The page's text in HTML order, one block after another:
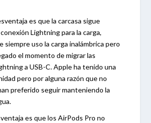
es que la carcasa sigue
Lightning para la carga,
siempre uso la carga inalámbrica pero
el momento de migrar las
a USB-C. Apple ha tenido una
pero por alguna razón que no
preferido seguir manteniendo la
es que los AirPods Pro no